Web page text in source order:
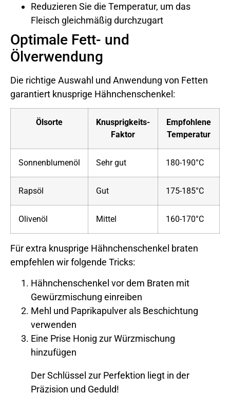
Reduzieren Sie die Temperatur, um das
Fleisch gleichmäßig durchzugart
Optimale Fett- und
Ölverwendung
Die richtige Auswahl und Anwendung von Fetten
garantiert knusprige Hähnchenschenkel:
Ölsorte
Knusprigkeits-
Faktor
Empfohlene
Temperatur
Sonnenblumenöl Sehr gut 180-190°C
Rapsöl Gut 175-185°C
Olivenöl Mittel 160-170°C
Für extra knusprige Hähnchenschenkel braten
empfehlen wir folgende Tricks:
Hähnchenschenkel vor dem Braten mit
Gewürzmischung einreiben
Mehl und Paprikapulver als Beschichtung
verwenden
Eine Prise Honig zur Würzmischung
hinzufügen
Der Schlüssel zur Perfektion liegt in der
Präzision und Geduld!